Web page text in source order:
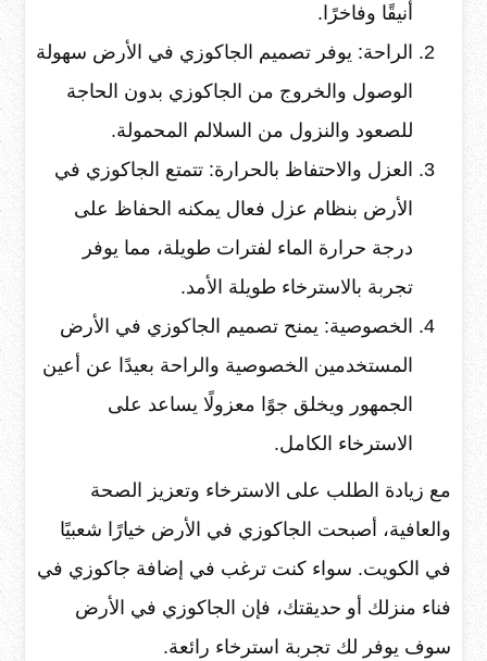
أنيقًا وفاخرًا.
الراحة: يوفر تصميم الجاكوزي في الأرض سهولة
الوصول والخروج من الجاكوزي بدون الحاجة
للصعود والنزول من السلالم المحمولة.
العزل والاحتفاظ بالحرارة: تتمتع الجاكوزي في
الأرض بنظام عزل فعال يمكنه الحفاظ على
درجة حرارة الماء لفترات طويلة، مما يوفر
تجربة بالاسترخاء طويلة الأمد.
الخصوصية: يمنح تصميم الجاكوزي في الأرض
المستخدمين الخصوصية والراحة بعيدًا عن أعين
الجمهور ويخلق جوًا معزولًا يساعد على
الاسترخاء الكامل.
مع زيادة الطلب على الاسترخاء وتعزيز الصحة
والعافية، أصبحت الجاكوزي في الأرض خيارًا شعبيًا
في الكويت. سواء كنت ترغب في إضافة جاكوزي في
فناء منزلك أو حديقتك، فإن الجاكوزي في الأرض
سوف يوفر لك تجربة استرخاء رائعة.